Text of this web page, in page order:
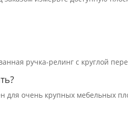
ручка-релинг с круглой
очень крупных мебельных